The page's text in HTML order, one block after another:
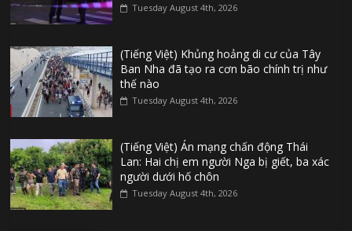
Tuesday August 4th, 2026
(Tiếng Việt) Khủng hoảng di cư của Tây
Ban Nha đã tạo ra cơn bão chính trị như
thế nào
Tuesday August 4th, 2026
(Tiếng Việt) Án mạng chấn động Thái
Lan: Hai chị em người Nga bị giết, ba xác
người dưới hố chôn
Tuesday August 4th, 2026